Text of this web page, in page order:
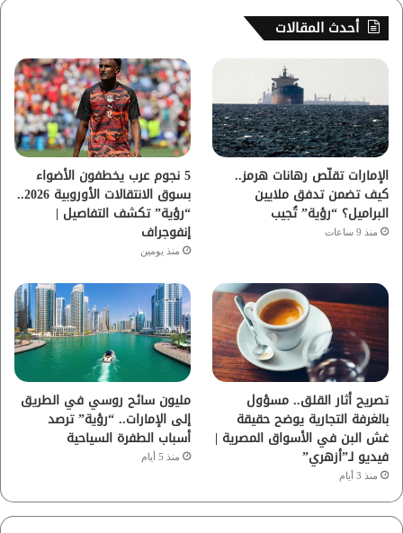
س
ب
ك
ي
و
ب
ت
ق
ر
م
أحدث المقالات
الإمارات تقلّص رهانات هرمز..
كيف تضمن تدفق ملايين
البراميل؟ “رؤية” تُجيب
منذ 9 ساعات
5 نجوم عرب يخطفون الأضواء
بسوق الانتقالات الأوروبية 2026..
“رؤية” تكشف التفاصيل |
إنفوجراف
منذ يومين
تصريح أثار القلق.. مسؤول
بالغرفة التجارية يوضح حقيقة
غش البن في الأسواق المصرية |
فيديو لـ”أزهري”
منذ 3 أيام
مليون سائح روسي في الطريق
إلى الإمارات.. “رؤية” ترصد
أسباب الطفرة السياحية
منذ 5 أيام